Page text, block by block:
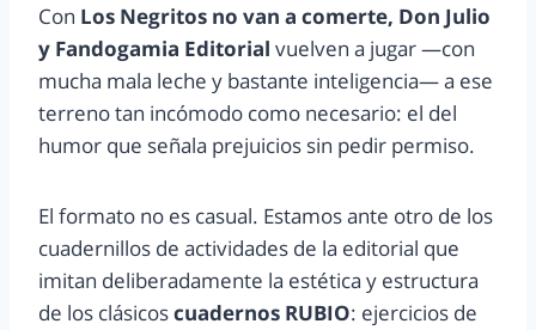
Con Los Negritos no van a comerte, Don Julio
y Fandogamia Editorial vuelven a jugar —con
mucha mala leche y bastante inteligencia— a ese
terreno tan incómodo como necesario: el del
humor que señala prejuicios sin pedir permiso.
El formato no es casual. Estamos ante otro de los
cuadernillos de actividades de la editorial que
imitan deliberadamente la estética y estructura
de los clásicoscuadernos RUBIO: ejercicios de